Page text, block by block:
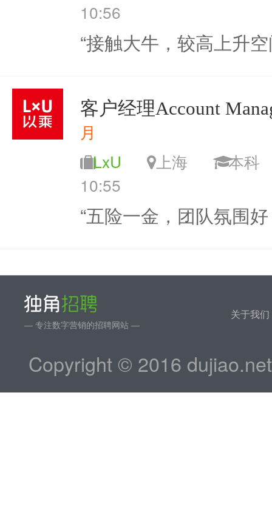
10:56
“接触大牛，较高上升
客户经理Account
月
LxU 上海
本
10:55
“五险一金，团队氛围
— 专注数字营销的招聘网站 —
关于我们
Copyright © 2016